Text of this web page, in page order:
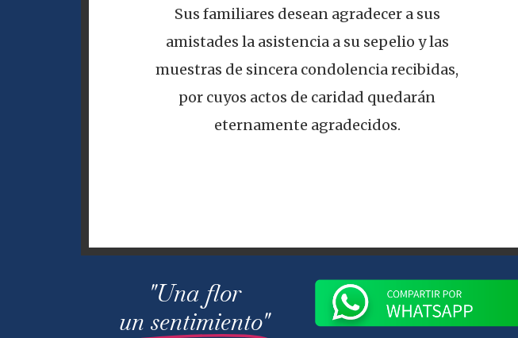
Sus familiares desean agradecer a sus
amistades la asistencia a su sepelio y las
muestras de sincera condolencia recibidas,
por cuyos actos de caridad quedarán
eternamente agradecidos.
"Una flor
un sentimiento"